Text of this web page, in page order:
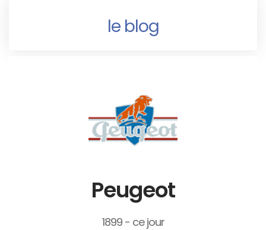
le blog
Peugeot
1899 - ce jour